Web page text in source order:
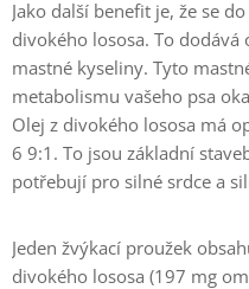
Jako další benefit je, že se
divokého lososa. To
mastné kyseliny. Tyto
metabolismu vašeho psa
Olej z divokého lososa má
6 9:1. To jsou základní
potřebují pro silné srdce a
Jeden žvýkací proužek
divokého lososa (197 mg